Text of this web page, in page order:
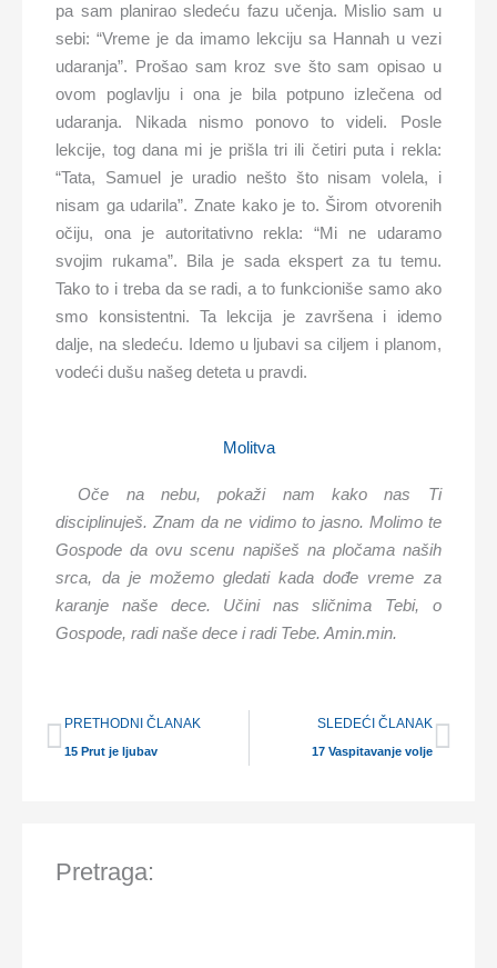
pa sam planirao sledeću fazu učenja. Mislio sam u
sebi: “Vreme je da imamo lekciju sa Hannah u vezi
udaranja”. Prošao sam kroz sve što sam opisao u
ovom poglavlju i ona je bila potpuno izlečena od
udaranja. Nikada nismo ponovo to videli. Posle
lekcije, tog dana mi je prišla tri ili četiri puta i rekla:
“Tata, Samuel je uradio nešto što nisam volela, i
nisam ga udarila”. Znate kako je to. Širom otvorenih
očiju, ona je autoritativno rekla: “Mi ne udaramo
svojim rukama”. Bila je sada ekspert za tu temu.
Tako to i treba da se radi, a to funkcioniše samo ako
smo konsistentni. Ta lekcija je završena i idemo
dalje, na sledeću. Idemo u ljubavi sa ciljem i planom,
vodeći dušu našeg deteta u pravdi.
Molitva
Oče na nebu, pokaži nam kako nas Ti
disciplinuješ. Znam da ne vidimo to jasno. Molimo te
Gospode da ovu scenu napišeš na pločama naših
srca, da je možemo gledati kada dođe vreme za
karanje naše dece. Učini nas sličnima Tebi, o
Gospode, radi naše dece i radi Tebe. Amin.min.
Prev
PRETHODNI ČLANAK
15 Prut je ljubav
SLEDEĆI ČLANAK
17 Vaspitavanje volje
Pretraga: